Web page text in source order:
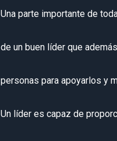
Una parte importante de
de un buen líder que
personas para apoyarlos y
Un líder es capaz de